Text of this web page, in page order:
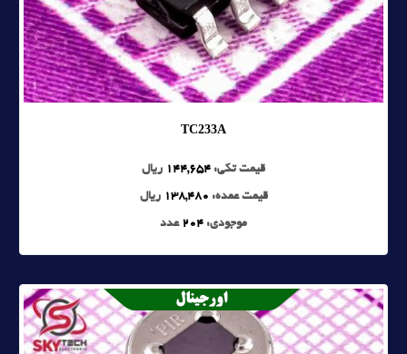
TC233A
قیمت تکی: 144,654 ریال
قیمت عمده: 138,480 ریال
موجودی: 204 عدد